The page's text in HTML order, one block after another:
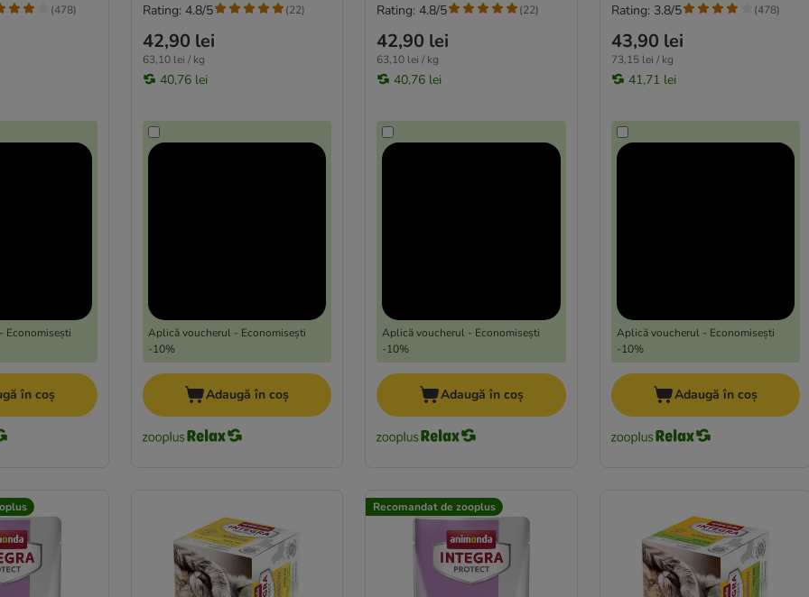
Economisești
(478)
în coș
42,90 lei
63,10 lei / kg
40,76 lei
Aplică voucherul - Economisești
-10%
Rating: 4.8/5 (22)
Adaugă în coș
42,90 lei
63,10 lei / kg
40,76 lei
Aplică voucherul - Economisești
-10%
Rating: 4.8/5 (22)
Adaugă în coș
43,90 lei
73,15 lei / kg
41,71 lei
Aplică voucherul - Economisești
-10%
Rating: 3.8/5 (478)
Adaugă în coș
Recomandat de zooplus